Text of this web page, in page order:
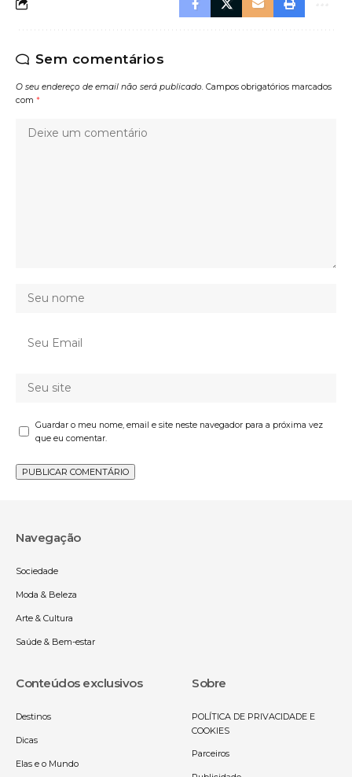
Sem comentários
O seu endereço de email não será publicado. Campos obrigatórios marcados
com *
Guardar o meu nome, email e site neste navegador para a próxima vez
que eu comentar.
Navegação
Sociedade
Moda & Beleza
Arte & Cultura
Saúde & Bem-estar
Conteúdos exclusivos
Destinos
Dicas
Elas e o Mundo
Sobre
POLÍTICA DE PRIVACIDADE E
COOKIES
Parceiros